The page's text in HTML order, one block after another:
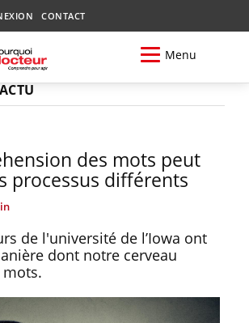
CONTACT
Menu
des mots peut
processus différents
de l'université de l’Iowa ont
dont notre cerveau